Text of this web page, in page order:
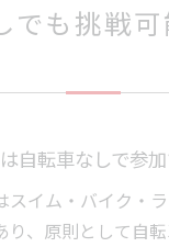
でも挑戦
自転車なしで参
スイム・バイク・
り、原則として自